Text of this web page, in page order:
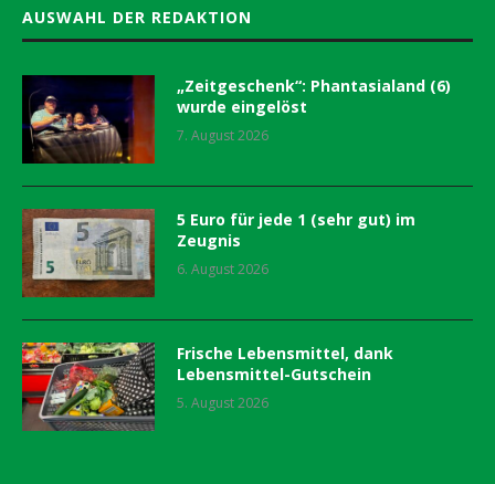
AUSWAHL DER REDAKTION
„Zeitgeschenk“: Phantasialand (6)
wurde eingelöst
7. August 2026
5 Euro für jede 1 (sehr gut) im
Zeugnis
6. August 2026
Frische Lebensmittel, dank
Lebensmittel-Gutschein
5. August 2026